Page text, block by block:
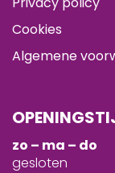
Cookies
Algemene
zo – ma – do
gesloten